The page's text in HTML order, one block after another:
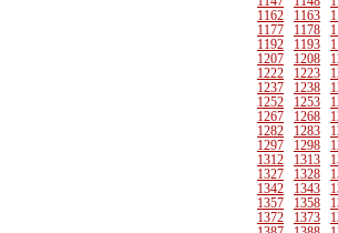
1162
1163
1177
1178
1192
1193
1207
1208
1222
1223
1237
1238
1252
1253
1267
1268
1282
1283
1297
1298
1312
1313
1327
1328
1342
1343
1357
1358
1372
1373